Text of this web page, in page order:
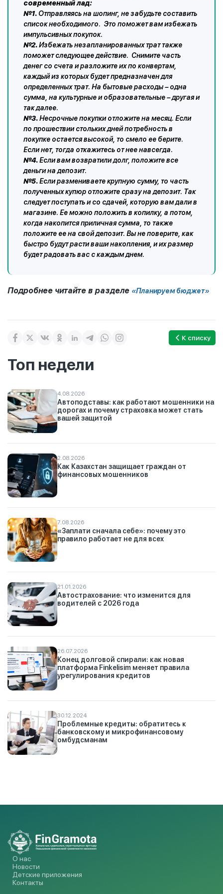
современный лад:
№1. Отправляясь на шопинг, не забудьте составить
список необходимого. Это поможет вам избежать
импульсивных покупок.
№2.Избежать незапланированных трат также
поможет следующее действие. Снимите часть
денег со счета и разложите их по конвертам,
каждый из которых будет предназначен для
определенных трат. На бытовые расходы – одна
сумма, на культурные и образовательные – другая и
так далее.
№3.Несрочные покупки отложите на месяц. Если
по прошествии стольких дней потребность в
покупке остается высокой, то смело ее берите.
Если нет, тогда откажитесь от нее навсегда.
№4.Если вам возвратили долг, положите все
деньги на депозит.
№5.Если размениваете крупную сумму, то часть
полученных купюр отложите сразу на депозит. Так
следует поступать и со сдачей, которую вам дали в
магазине. Ее можно положить в копилку, а потом,
когда накопится приличная сумма, то также
положите ее на свой депозит. Вы не поверите, как
быстро будут расти ваши накопления, и их размер
будет радовать вас с каждым днем.
Подробнее читайте в разделе «Планируем бюджет»
К списку
Топ недели
4.08.2026
Автоподставы: как работают мошенники на
дорогах и почему страховка может стать
вашей защитой
2.08.2026
Как Казахстан защищает граждан от
финансовых мошенников
7.08.2026
«Заплати сначала себе»: почему это
правило работает не для всех
21.01.2026
Автострахование: что изменится для
водителей с 2026 года
26.07.2026
Конец долговой спирали: как новая
платформа Finkelisim меняет правила
урегулирования кредитов
30.12.2024
Проблемные кредиты: обратитесь к
банковскому и микрофинансовому
омбудсманам
О нас
Новости
Детские приложения
Контакты